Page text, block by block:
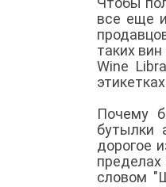
все еще
таких
Wine
Почему
бутылки
дорогое
словом